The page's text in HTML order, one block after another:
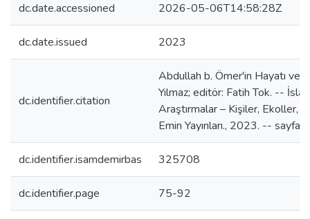
dc.date.accessioned 2026-05-06T14:58:28Z
dc.date.issued 2023
dc.identifier.citation
Abdullah b. Ömer'in Hayatı ve
Yılmaz; editör: Fatih Tok. --
Araştırmalar – Kişiler, Ekoller,
Emin Yayınları., 2023. --
dc.identifier.isamdemirbas 325708
dc.identifier.page 75-92